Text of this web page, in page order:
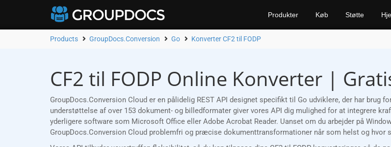
Produkter Køb Støtte
Products GroupDocs.Conversion Go Konverter CF2 til FODP
CF2 til FODP Online Konverter |
GroupDocs.Conversion Cloud er en pålidelig REST API designet specifikt til Go udviklere, der har brug
understøttelse af over 153 dokument- og billedformater giver vores API dig mulighed for at integrere
yderligere software som Microsoft Office eller Adobe Acrobat Reader. Uanset om du arbejder på
GroupDocs.Conversion Cloud problemfri og præcise dokumenttransformationer når som helst og hvor